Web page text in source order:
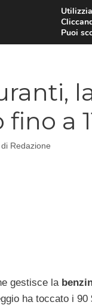
a
di Redazione
gestisce la
ha toccato i
Puoi